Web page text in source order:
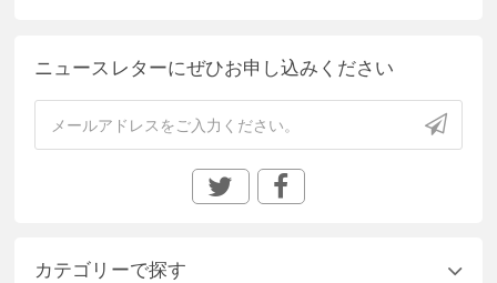
ニュースレターにぜひお申し込みください
カテゴリーで探す